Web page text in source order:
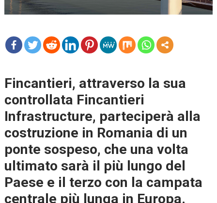
Fincantieri, attraverso la sua
controllata Fincantieri
Infrastructure, parteciperà alla
costruzione in Romania di un
ponte sospeso, che una volta
ultimato sarà il più lungo del
Paese e il terzo con la campata
centrale più lunga in Europa.